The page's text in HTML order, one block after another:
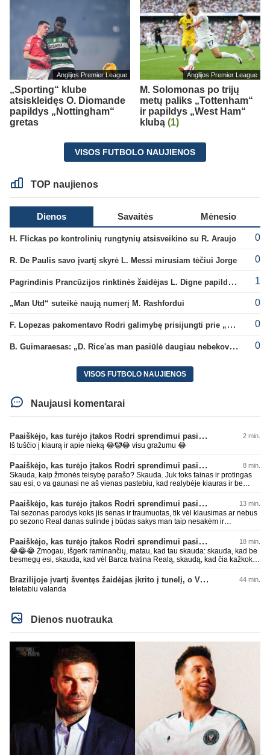
Anglijos Premier League
„Sporting“ klube
atsiskleidęs O. Diomande
papildys „Nottingham“
gretas
Anglijos Premier League
M. Solomonas po trijų
metų paliks „Tottenham“
ir papildys „West Ham“
klubą (1)
VISOS FUTBOLO NAUJIENOS
TOP naujienos
Dienos Savaitės Mėnesio
H. Flickas po kontrolinių rungtynių atsisveikino su R. Araujo 0
R. De Paulis savo įvartį skyrė L. Messi mirusiam tėčiui Jorge 0
Pagrindinis Prancūzijos rinktinės žaidėjas L. Digne papildė PSG gretas 1
„Man Utd“ suteikė naują numerį M. Rashfordui 0
F. Lopezas pakomentavo Rodri galimybę prisijungti prie „Barcelona“ ekipos 0
B. Guimaraesas: „D. Rice'as man pasiūlė daugiau nebekovoti tarpusavyje“ 0
VISOS FUTBOLO NAUJIENOS
Naujausi komentarai
Paaiškėjo, kas turėjo įtakos Rodri sprendimui pasirinkti Barselonos pusę 2 min.
Iš tuščio į kiaurą ir apie nieką 😂🤡😂 visu gražumu 😂
Paaiškėjo, kas turėjo įtakos Rodri sprendimui pasirinkti Barselonos pusę 8 min.
Skauda, kaip žmonės teisybę parašo? Skauda. Juk toks fainas ir protingas
sau esi, o va gaunasi ne aš vienas pastebiu, kad realybėje kiauras ir be
nei kas kitas 😂😂😂 Per mažai tos mėlynos ar žalios pievos apkakojai
kurioje kaip avinas lakstai... per mažai bičiuli... 💩💩💩
Paaiškėjo, kas turėjo įtakos Rodri sprendimui pasirinkti Barselonos pusę 13 min.
Tai sezonas parodys koks jis senas ir traumuotas, tik vėl klausimas ar nebus
po sezono Real danas sulinde į būdas sakys man taip nesakėm ir
degraduoja su tais išsivartymais. Gal todėl ir problema, kad tiek pats klubas,
tiek jo fanai begalviai ir užtat titulų badas jau 2 metai iš eilės, žiūrėsim ar ir
trečiam nebus taip. O kiti klubai savo darbus daro, o ne tuščiai čia 💩
palikinėja ant kurių patys paskui paslysta.
Paaiškėjo, kas turėjo įtakos Rodri sprendimui pasirinkti Barselonos pusę 18 min.
😂😂😂 Žmogau, išgerk raminančių, matau, kad tau skauda: skauda, kad be
besmegų esi, skauda, kad vėl Barca tvatina Realą, skaudą, kad čia kažkoks
nepatare ką daryti, pyksti, nes pačio galva tuščia ir toliau mynkai įžeidinėjimų
kortą. Ech, žmogau, žmogau... geriau tu būtųm patylėjelęs. P.S. Taip žinau
kaip veikia AI, todėl ir sugebu jį sudurninti, ne kartą jau tai pavyko. O tu kaip
Sėkmės, bičiuli, matau, kad toliau bus tik drgradavimas pačio, užtenka ir taip
koks blemba skyrtumas.... besmegenų esantis avinas ir bus tik avinas... daug
čia apie save balvone prirašei. Gėda man už tave. Toks iš retesnių bukumo
esi čia.
Brazilijoje įvartį šventęs žaidėjas įkrito į tunelį, o VAR įvartį atšaukė 44 min.
teletabiu valanda
Dienos nuotrauka